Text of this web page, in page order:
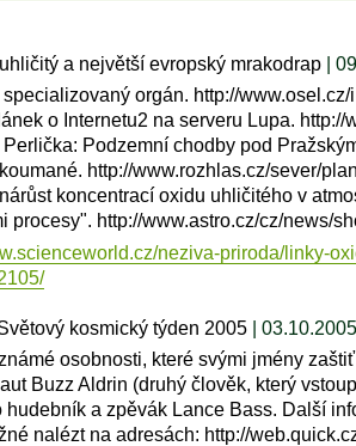
a největší evropský mrakodrap|
specializovaný orgán. http://
o Internetu2 na serveru Lupa.
Podzemní chodby pod
http://www.rozhlas.cz/sever/
koncentrací oxidu uhličitého v
procesy". http://www.astro.cz/cz/news/
neziva-priroda/linky-
kosmický týden 2005| 03.10.2005
osobnosti, které svými jmény
Buzz Aldrin (druhý člověk, který
hudebník a zpěvák Lance Bass. Další
nalézt na adresách: http://